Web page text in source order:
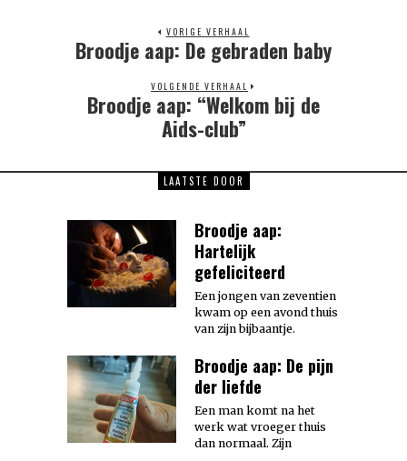
VORIGE VERHAAL
Previous
post:
Broodje aap: De gebraden baby
VOLGENDE VERHAAL
Next
post:
Broodje aap: “Welkom bij de
Aids-club”
LAATSTE DOOR
Broodje aap:
Hartelijk
gefeliciteerd
Een jongen van zeventien
kwam op een avond thuis
van zijn bijbaantje.
Broodje aap: De pijn
der liefde
Een man komt na het
werk wat vroeger thuis
dan normaal. Zijn